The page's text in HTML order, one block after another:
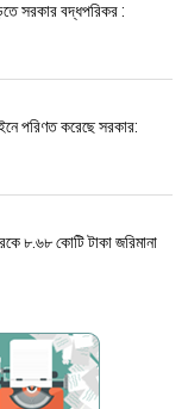
সরকার বদ্ধপরিকর :
পরিণত করেছে সরকার:
৮.৬৮ কোটি টাকা জরিমানা